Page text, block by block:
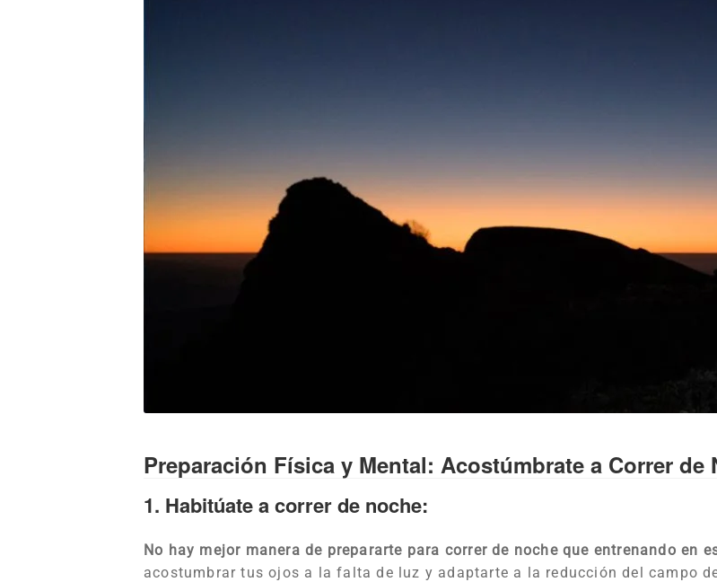
Preparación Física y Mental: Acostúmbrate a Correr de
1. Habitúate a correr de noche:
No hay mejor manera de prepararte para correr de noche que entrenando en
acostumbrar tus ojos a la falta de luz y adaptarte a la reducción del campo